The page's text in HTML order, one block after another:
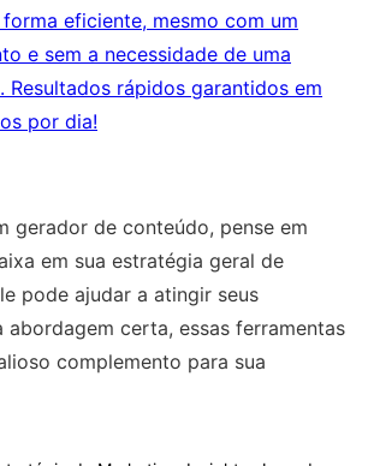
eficiente, mesmo com um
e sem a necessidade de uma
Resultados rápidos garantidos em
por dia!
gerador de conteúdo, pense em
em sua estratégia geral de
pode ajudar a atingir seus
abordagem certa, essas ferramentas
complemento para sua